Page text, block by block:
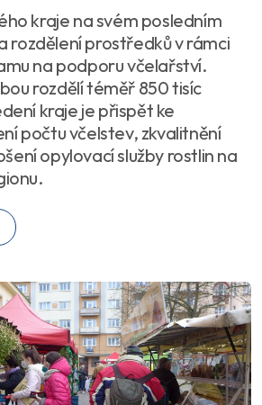
kraje na svém posledním
rozdělení prostředků v rámci
na podporu včelařství.
rozdělí téměř 850 tisíc
kraje je přispět ke
počtu včelstev, zkvalitnění
opylovací služby rostlin na